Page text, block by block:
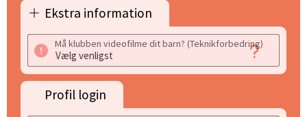
Ekstra information
Må klubben videofilme dit barn? (Teknikforbedring)
Profil login